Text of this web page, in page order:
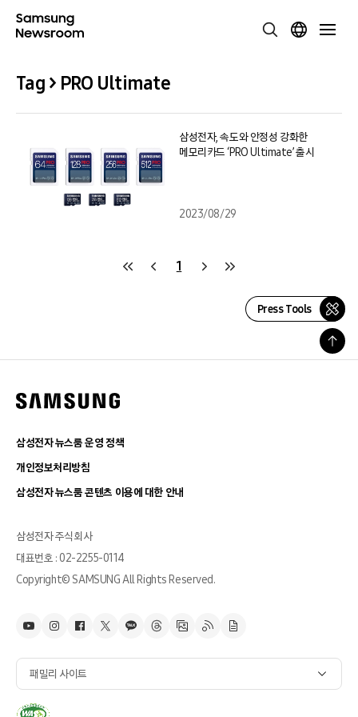
Tag > PRO Ultimate
삼성전자, 속도와 안정성 강화한
메모리카드 ‘PRO Ultimate’ 출시
2023/08/29
1
Press Tools
삼성전자 뉴스룸 운영 정책
개인정보처리방침
삼성전자 뉴스룸 콘텐츠 이용에 대한 안내
삼성전자 주식회사
대표번호 : 02-2255-0114
Copyright© SAMSUNG All Rights Reserved.
패밀리 사이트